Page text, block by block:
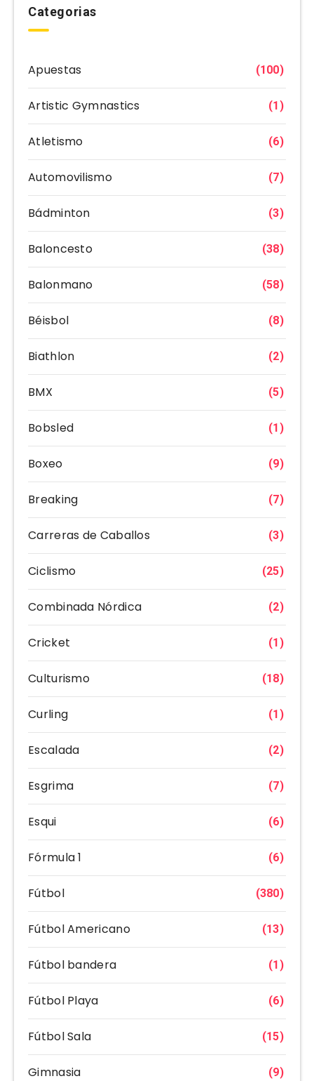
Categorias
Apuestas (100)
Artistic Gymnastics (1)
Atletismo (6)
Automovilismo (7)
Bádminton (3)
Baloncesto (38)
Balonmano (58)
Béisbol (8)
Biathlon (2)
BMX (5)
Bobsled (1)
Boxeo (9)
Breaking (7)
Carreras de Caballos (3)
Ciclismo (25)
Combinada Nórdica (2)
Cricket (1)
Culturismo (18)
Curling (1)
Escalada (2)
Esgrima (7)
Esqui (6)
Fórmula 1 (6)
Fútbol (380)
Fútbol Americano (13)
Fútbol bandera (1)
Fútbol Playa (6)
Fútbol Sala (15)
Gimnasia (9)